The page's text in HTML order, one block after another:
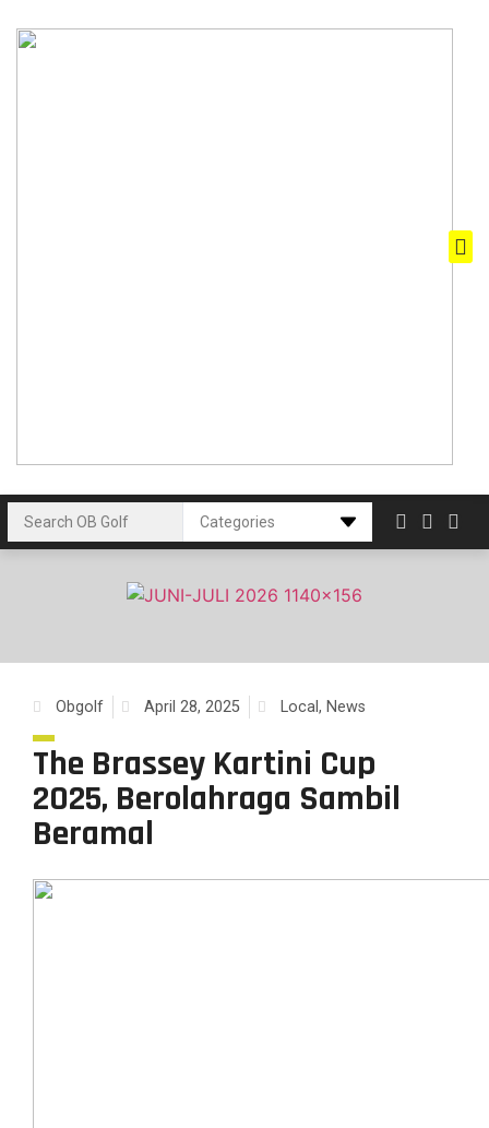
Obgolf April 28, 2025 Local, News
The Brassey Kartini Cup
2025, Berolahraga Sambil
Beramal